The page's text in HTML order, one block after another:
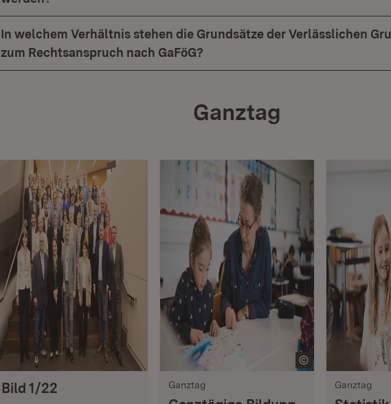
In welchem Verhältnis stehen die Grundsätze der Verlässlichen
zum Rechtsanspruch nach GaFöG?
Ganztag
Bild 1/22 Ganztag Ganztag